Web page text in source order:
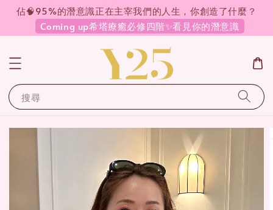
佔🧠95%的潛意識正在主宰我們的人生，你創造了什麼？
Coming up希塔療癒必修四階✨看見你的潛意識
搜尋